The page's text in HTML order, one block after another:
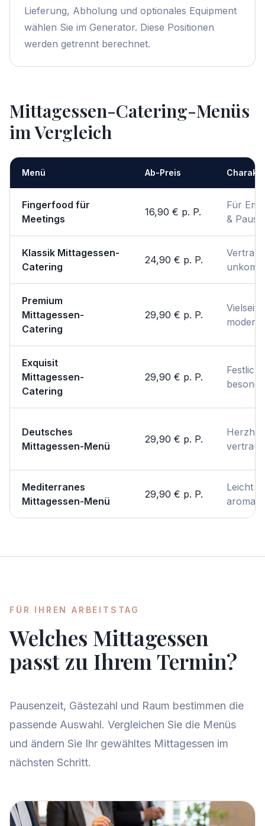
Lieferung, Abholung und optionales Equipment
wählen Sie im Generator. Diese Positionen
werden getrennt berechnet.
Mittagessen-Catering-Menüs
im Vergleich
Menü Ab-Preis
Fingerfood für
Meetings
16,90 € p. P.
Für
& Pause
Klassik Mittagessen-
Catering
24,90 € p. P.
Vertraut
Premium
Mittagessen-
Catering
29,90 € p. P.
modern
Exquisit
Mittagessen-
Catering
29,90 € p. P.
Festlich
Deutsches
Mittagessen-Menü
29,90 € p. P.
vertraut
Mediterranes
Mittagessen-Menü
29,90 € p. P.
Leicht &
FÜR IHREN ARBEITSTAG
Welches Mittagessen
passt zu Ihrem Termin?
Pausenzeit, Gästezahl und Raum bestimmen die
passende Auswahl. Vergleichen Sie die Menüs
und ändern Sie Ihr gewähltes Mittagessen im
nächsten Schritt.